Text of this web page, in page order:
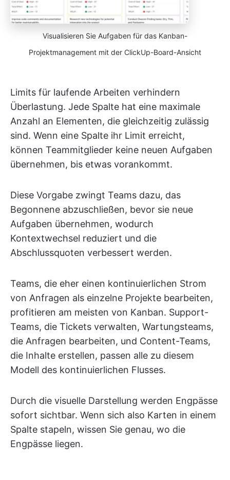
Visualisieren Sie Aufgaben für das Kanban-
Projektmanagement mit der ClickUp-Board-Ansicht
Limits für laufende Arbeiten verhindern
Überlastung. Jede Spalte hat eine maximale
Anzahl an Elementen, die gleichzeitig zulässig
sind. Wenn eine Spalte ihr Limit erreicht,
können Teammitglieder keine neuen Aufgaben
übernehmen, bis etwas vorankommt.
Diese Vorgabe zwingt Teams dazu, das
Begonnene abzuschließen, bevor sie neue
Aufgaben übernehmen, wodurch
Kontextwechsel reduziert und die
Abschlussquoten verbessert werden.
Teams, die eher einen kontinuierlichen Strom
von Anfragen als einzelne Projekte bearbeiten,
profitieren am meisten von Kanban. Support-
Teams, die Tickets verwalten, Wartungsteams,
die Anfragen bearbeiten, und Content-Teams,
die Inhalte erstellen, passen alle zu diesem
Modell des kontinuierlichen Flusses.
Durch die visuelle Darstellung werden Engpässe
sofort sichtbar. Wenn sich also Karten in einem
Spalte stapeln, wissen Sie genau, wo die
Engpässe liegen.